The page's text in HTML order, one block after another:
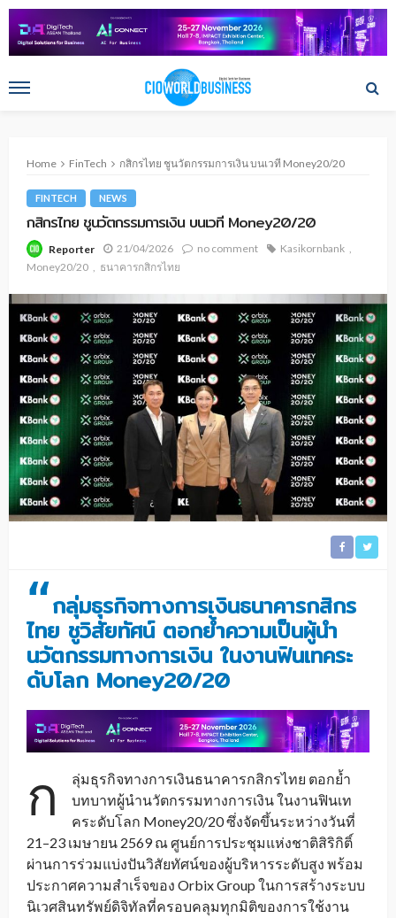
Home FinTech กสิกรไทย ชูนวัตกรรมการเงิน บนเวที Money20/20
FINTECH NEWS
กสิกรไทย ชูนวัตกรรมการเงิน บนเวที Money20/20
Reporter 21/04/2026 no comment
Kasikornbank
Money20/20
ธนาคารกสิกรไทย
“กลุ่มธุรกิจทางการเงินธนาคารกสิกร
ไทย ชูวิสัยทัศน์ ตอกย้ำความเป็นผู้นำ
นวัตกรรมทางการเงิน ในงานฟินเทคระ
ดับโลก Money20/20
ก
ลุ่มธุรกิจทางการเงินธนาคารกสิกรไทย ตอกย้ำ
บทบาทผู้นำนวัตกรรมทางการเงิน ในงานฟินเท
คระดับโลก Money20/20 ซึ่งจัดขึ้นระหว่างวันที่
21–23 เมษายน 2569 ณ ศูนย์การประชุมแห่งชาติสิริกิติ์
ผ่านการร่วมแบ่งปันวิสัยทัศน์ของผู้บริหารระดับสูง พร้อม
ประกาศความสำเร็จของ Orbix Group ในการสร้างระบบ
นิเวศสินทรัพย์ดิจิทัลที่ครอบคลุมทุกมิติของการใช้งาน